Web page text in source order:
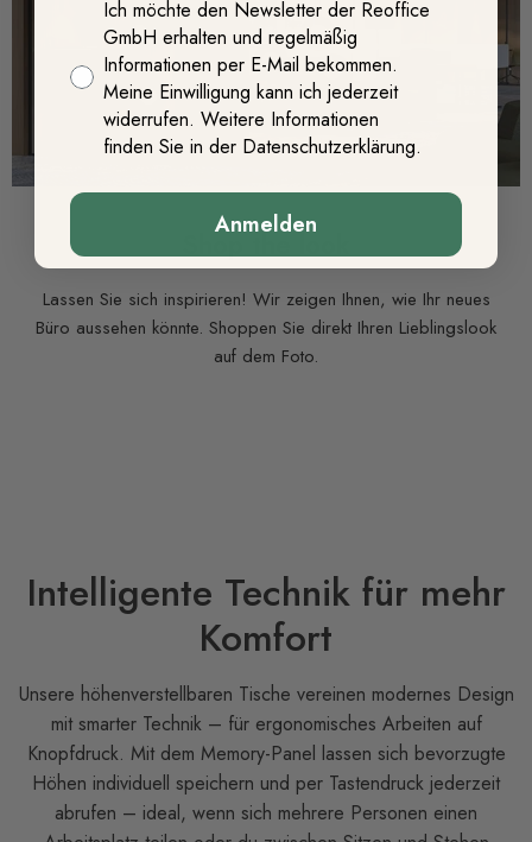
€215,00
Produkt ansehen
€479,00
Produkt ansehen
€567,00
Produkt ansehen
€15.840,00
Produkt ansehen
€768,00
Produkt ansehen
Lassen Sie sich inspirieren! Wir zeigen Ihnen, wie Ihr neues
Büro aussehen könnte. Shoppen Sie direkt Ihren Lieblingslook
auf dem Foto.
Intelligente Technik für mehr
Komfort
Unsere höhenverstellbaren Tische vereinen modernes Design
mit smarter Technik – für ergonomisches Arbeiten auf
Knopfdruck. Mit dem Memory-Panel lassen sich bevorzugte
Höhen individuell speichern und per Tastendruck jederzeit
abrufen – ideal, wenn sich mehrere Personen einen
dsgvoIch möchte den Newsletter der Reoffice
GmbH erhalten und regelmäßig
Informationen per E-Mail bekommen.
Meine Einwilligung kann ich jederzeit
widerrufen. Weitere Informationen
finden Sie in der Datenschutzerklärung.
Anmelden